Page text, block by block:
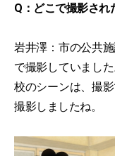
Q：どこで撮影され
岩井澤：市の公共
で撮影していまし
校のシーンは、撮
撮影しましたね。